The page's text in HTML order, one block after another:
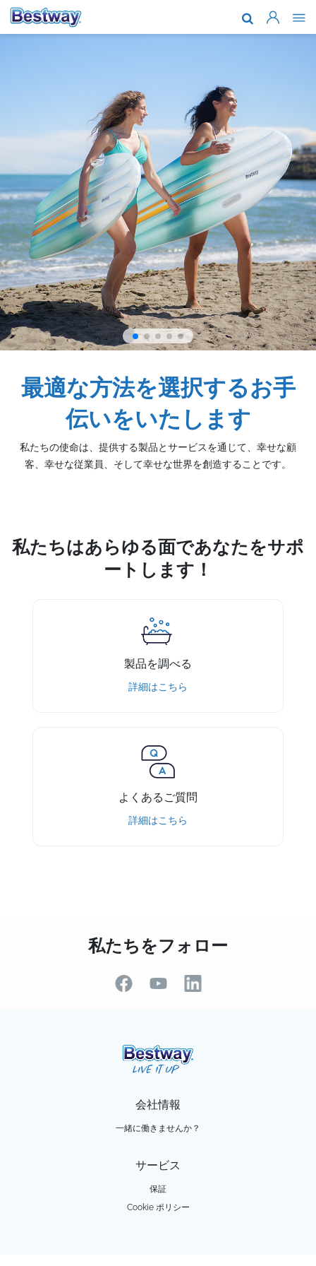
会社紹介
最新情報
一緒に働き
最適な方法を選択するお手
伝いをいたします
私たちの使命は、提供する製品とサービスを通じて、幸せな顧
客、幸せな従業員、そして幸せな世界を創造することです。
私たちはあらゆる面であなたをサポ
ートします！
製品を調べる
詳細はこちら
よくあるご質問
詳細はこちら
私たちをフォロー
会社情報
一緒に働きませんか？
サービス
保証
Cookie ポリシー